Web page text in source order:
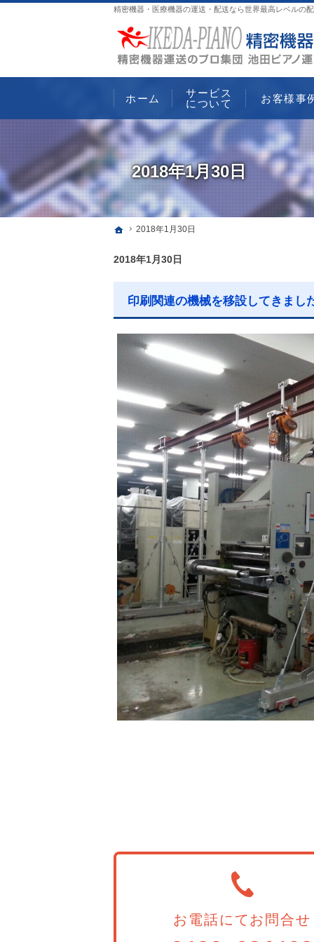
2018年1月30日
精密機器・医療機器の運送・配送なら世界最高レベルの
ホーム
2018年1月30日
2018年1月30日
印刷関連の機械を移設してきまし
お電話にてお問合せ
ホーム
サービス
について
お客様事